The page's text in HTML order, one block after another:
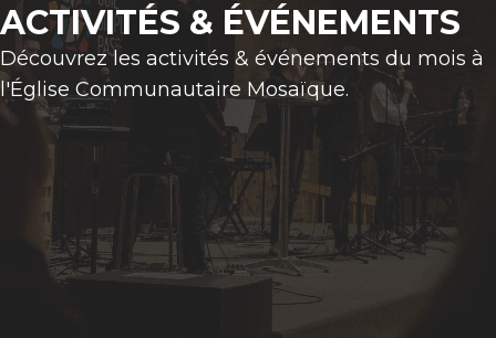
ACTIVITÉS & ÉVÉNEMENTS
Découvrez les activités & événements du mois à
l'Église Communautaire Mosaïque.